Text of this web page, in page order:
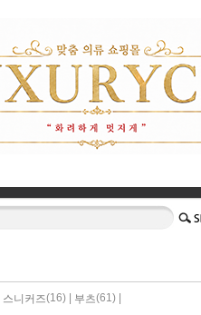
스니커즈(16) | 부츠(61) |